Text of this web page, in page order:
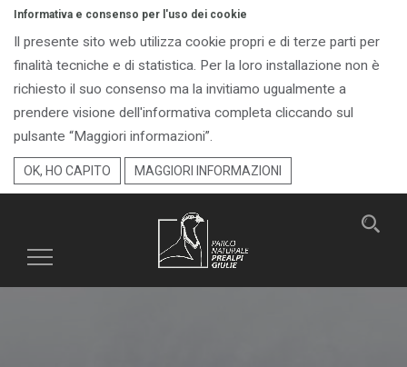
Informativa e consenso per l'uso dei cookie
Il presente sito web utilizza cookie propri e di terze parti per
finalità tecniche e di statistica. Per la loro installazione non è
richiesto il suo consenso ma la invitiamo ugualmente a
prendere visione dell'informativa completa cliccando sul
pulsante “Maggiori informazioni”.
OK, HO CAPITO MAGGIORI INFORMAZIONI
Toggle